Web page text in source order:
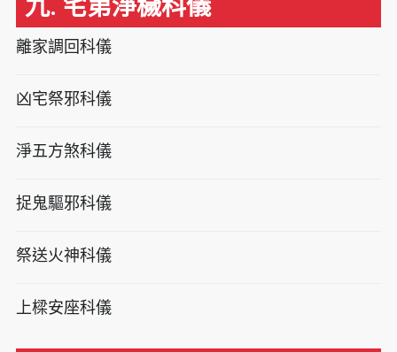
九. 宅第淨穢科儀
離家調回科儀
凶宅祭邪科儀
淨五方煞科儀
捉鬼驅邪科儀
祭送火神科儀
上樑安座科儀